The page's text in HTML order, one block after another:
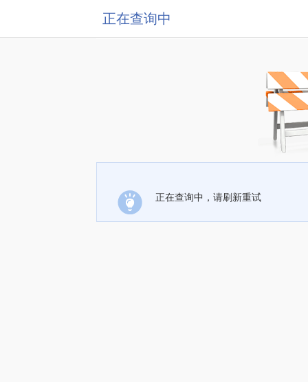
正在查询中
正在查询中，请刷新重试